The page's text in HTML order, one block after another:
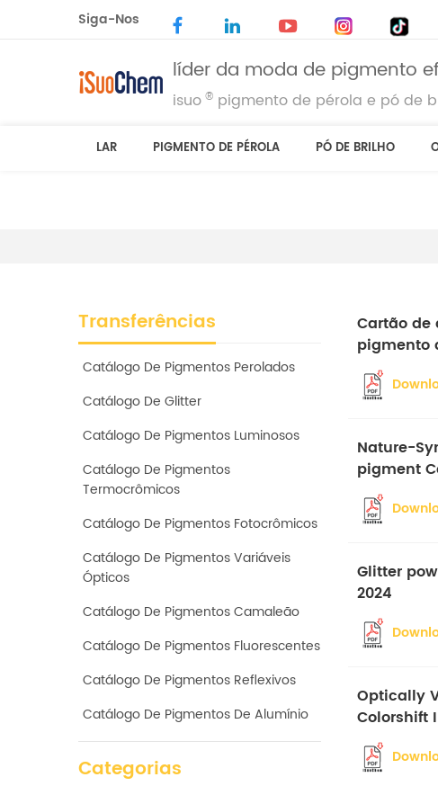
Siga-Nos
líder da moda de pigmento
isuo ® pigmento de pérola e pó de
LAR PIGMENTO DE PÉROLA PÓ DE BRILHO
Transferências
Catálogo De Pigmentos Perolados
Catálogo De Glitter
Catálogo De Pigmentos Luminosos
Catálogo De Pigmentos
Termocrômicos
Catálogo De Pigmentos Fotocrômicos
Catálogo De Pigmentos Variáveis ​​
Ópticos
Catálogo De Pigmentos Camaleão
Catálogo De Pigmentos Fluorescentes
Catálogo De Pigmentos Reflexivos
Catálogo De Pigmentos De Alumínio
Categorias
Cartão de
pigmento
Nature-
pigment
Glitter
2024
Optically
Colorshift